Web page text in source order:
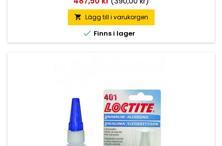
bästa möjliga resultat.
 Lägg till i varukorgen
 Finns i lager